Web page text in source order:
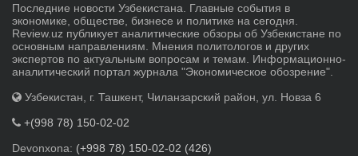
Последние новости Узбекистана. Главные события в
экономике, обществе, бизнесе и политике на сегодня.
Review.uz публикует аналитические обзоры об Узбекистане по
основным направлениям. Мнения политологов и других
экспертов по актуальным вопросам и темам. Информационно-
аналитический портал журнала "Экономическое обозрение".
Узбекистан, г. Ташкент, Чиланзарский район, ул. Новза 6
+(998 78) 150-02-02
Devonxona: (+998 78) 150-02-02 (426)